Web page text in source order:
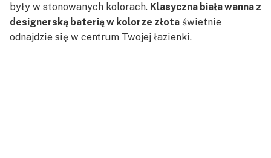
były w stonowanych kolorach. Klasyczna biała wanna z
designerską baterią w kolorze złota świetnie
odnajdzie się w centrum Twojej łazienki.